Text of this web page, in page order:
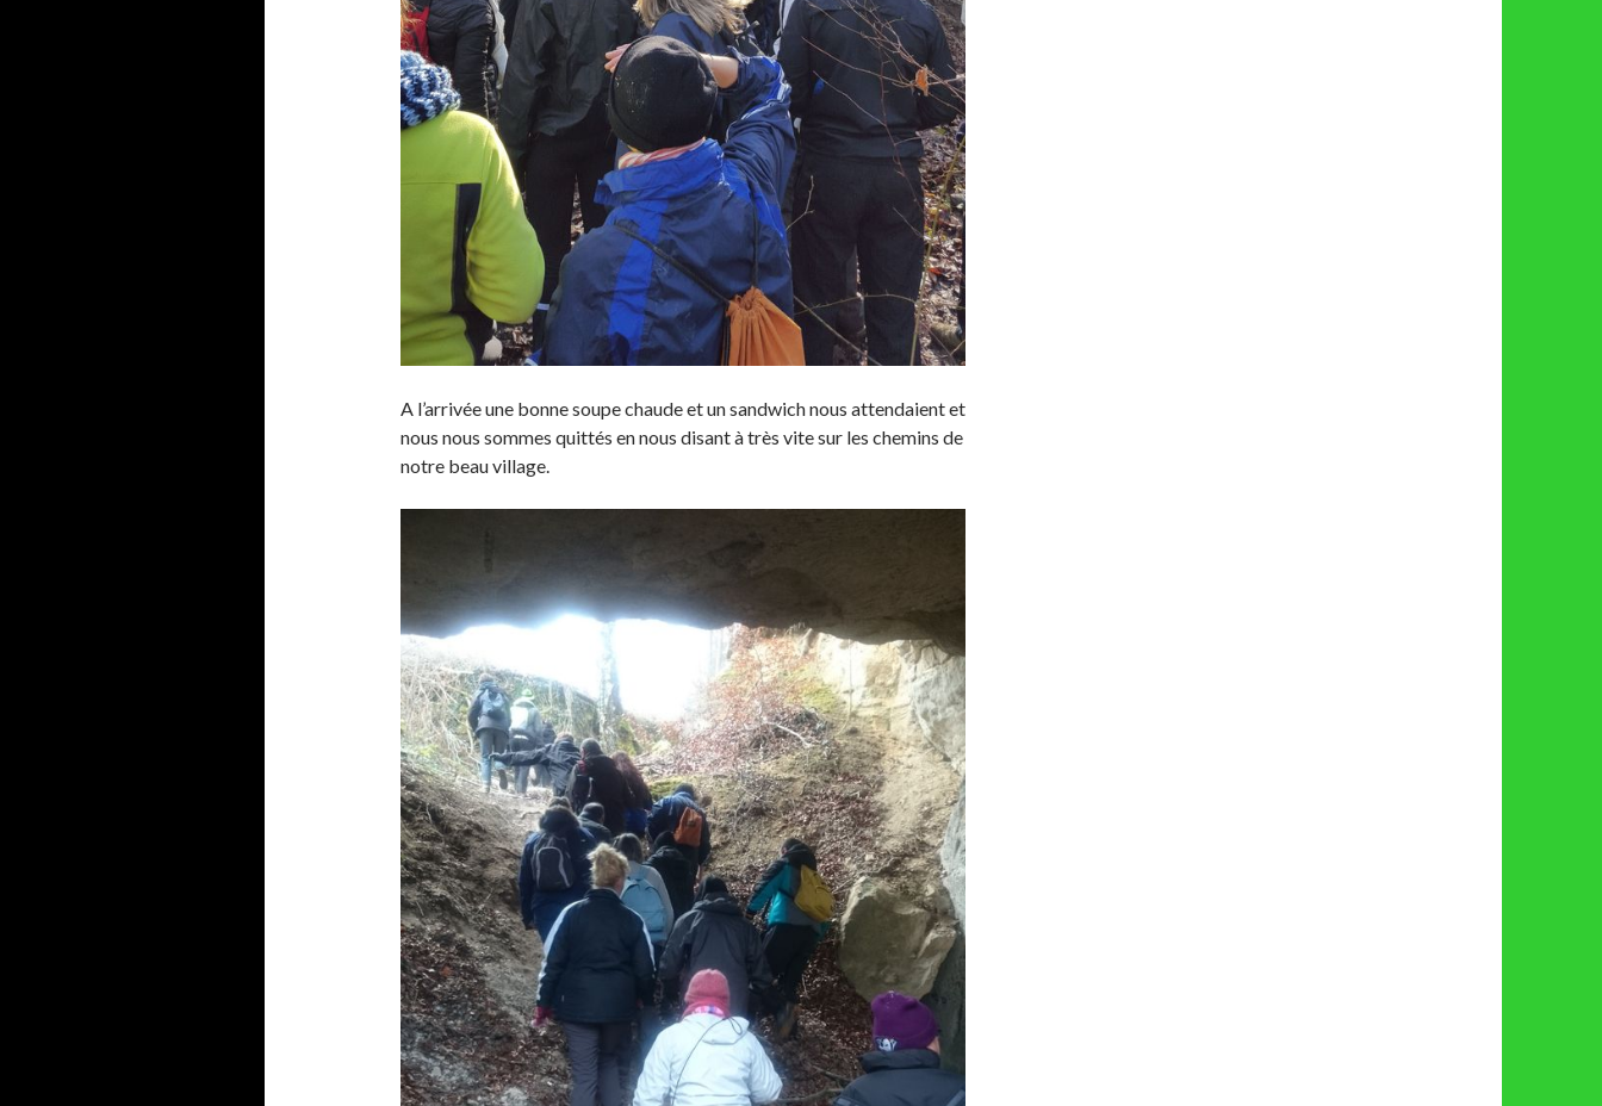
A l’arrivée une bonne soupe chaude et un sandwich nous attendaient et
nous nous sommes quittés en nous disant à très vite sur les chemins de
notre beau village.